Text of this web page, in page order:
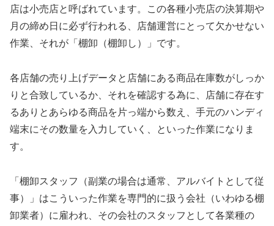
店は小売店と呼ばれています。この各種小売店の決算期や
月の締め日に必ず行われる、店舗運営にとって欠かせない
作業、それが「棚卸（棚卸し）」です。
各店舗の売り上げデータと店舗にある商品在庫数がしっか
りと合致しているか、それを確認する為に、店舗に存在す
るありとあらゆる商品を片っ端から数え、手元のハンディ
端末にその数量を入力していく、といった作業になりま
す。
「棚卸スタッフ（副業の場合は通常、アルバイトとして従
事）」はこういった作業を専門的に扱う会社（いわゆる棚
卸業者）に雇われ、その会社のスタッフとして各業種の